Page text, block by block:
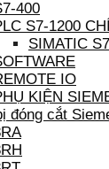
400
S7-1200
SIMATIC
IO
KIỆN
đóng cắt